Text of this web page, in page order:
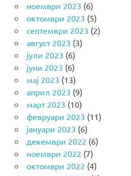
ноември 2023 (6)
октомври 2023 (5)
септември 2023 (2)
август 2023 (3)
јули 2023 (6)
јуни 2023 (6)
мај 2023 (13)
април 2023 (9)
март 2023 (10)
февруари 2023 (11)
јануари 2023 (6)
декември 2022 (6)
ноември 2022 (7)
октомври 2022 (4)